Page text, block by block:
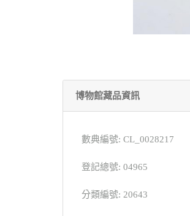
博物館藏品資訊
數典編號: CL_0028217
登記總號: 04965
分類編號: 20643